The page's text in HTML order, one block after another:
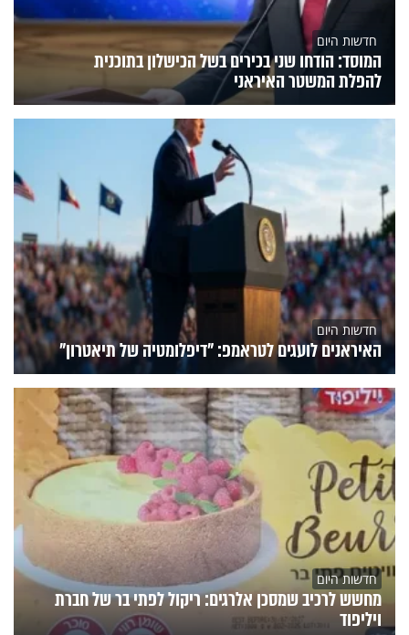
חדשות היום
המוסד: הודחו שני בכירים בשל הכישלון בתוכנית
להפלת המשטר האיראני
חדשות היום
האיראנים לועגים לטראמפ: "דיפלומטיה של תיאטרון"
חדשות היום
מחשש לרכיב שמסכן אלרגים: ריקול לפתי בר של חברת
ויליפוד